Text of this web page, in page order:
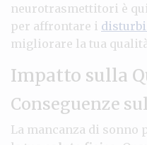
neurotrasmettitori è
per affrontare i
migliorare la tua
Impatto sulla
Conseguenze
La mancanza di sonno